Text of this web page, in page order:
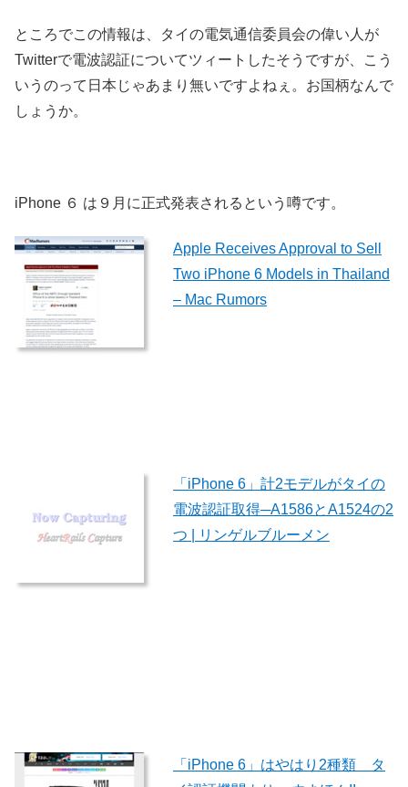
ところでこの情報は、タイの電気通信委員会の偉い人が
Twitterで電波認証についてツィートしたそうですが、こう
いうのって日本じゃあまり無いですよねぇ。お国柄なんで
しょうか。
iPhone ６ は９月に正式発表されるという噂です。
Apple Receives Approval to Sell
Two iPhone 6 Models in Thailand
– Mac Rumors
「iPhone 6」計2モデルがタイの
電波認証取得─A1586とA1524の2
つ | リンゲルブルーメン
「iPhone 6」はやはり2種類 タ